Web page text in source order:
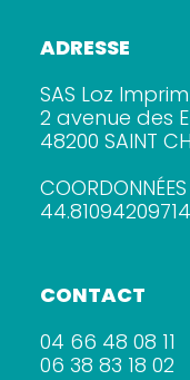
ADRESSE
SAS Loz Imprim
2 avenue des
48200 SAINT
CONTACT
04 66 48 08 11
06 38 83 18 02